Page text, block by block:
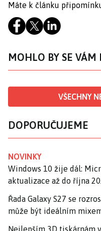
Máte k článku
MOHLO BY SE VÁM
VŠECHNY
DOPORUČUJEME
NOVINKY
Windows 10 žije dál:
aktualizace až do října
Řada Galaxy S27 se
může být ideálním
Nejlepším 3D tiskárnám